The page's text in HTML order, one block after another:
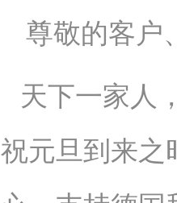
尊敬的客户
天下一家人
祝元旦到来之